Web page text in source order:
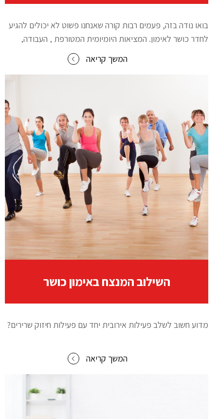
בואו נודה בזה, פעמים רבות קורה שאנחנו פשוט לא יכולים להגיע
לחדר כושר לאימון. המציאות היומיומית המטורפת , העבודה,
משפחה , מטלות , מזג האוויר וכל הסיבות האפשריות למה לא
לנסוע לחדר כושר עכשיו. ולפעמי
המשך קריאה
השילוב המנצח באימון כושר
מדוע חשוב לשלב פעילות אירובית יחד עם פעילות חיזוק שרירים?
המשך קריאה